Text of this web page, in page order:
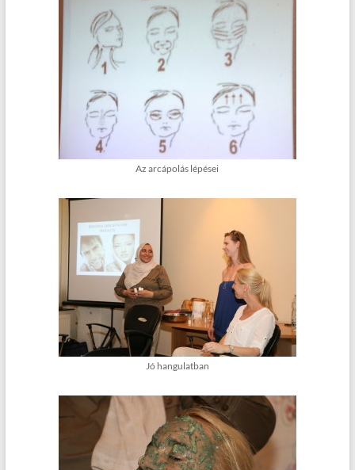
Az arcápolás lépései
Jó hangulatban